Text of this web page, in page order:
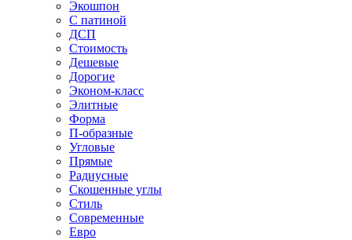
Экошпон
С патиной
ДСП
Стоимость
Дешевые
Дорогие
Эконом-класс
Элитные
Форма
П-образные
Угловые
Прямые
Радиусные
Скошенные углы
Стиль
Современные
Евро